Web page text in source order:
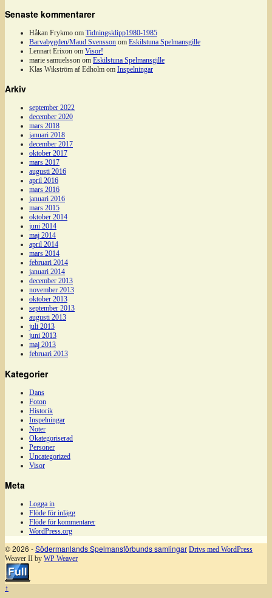
Senaste kommentarer
Håkan Frykmo om Tidningsklipp1980-1985
Barvabygden/Maud Svensson om Eskilstuna Spelmansgille
Lennart Erixon om Visor!
marie samuelsson om Eskilstuna Spelmansgille
Klas Wikström af Edholm om Inspelningar
Arkiv
september 2022
december 2020
mars 2018
januari 2018
december 2017
oktober 2017
mars 2017
augusti 2016
april 2016
mars 2016
januari 2016
mars 2015
oktober 2014
juni 2014
maj 2014
april 2014
mars 2014
februari 2014
januari 2014
december 2013
november 2013
oktober 2013
september 2013
augusti 2013
juli 2013
juni 2013
maj 2013
februari 2013
Kategorier
Dans
Foton
Historik
Inspelningar
Noter
Okategoriserad
Personer
Uncategorized
Visor
Meta
Logga in
Flöde för inlägg
Flöde för kommentarer
WordPress.org
© 2026 -Södermanlands Spelmansförbunds samlingar Drivs med WordPress
Weaver II by WP Weaver
↑